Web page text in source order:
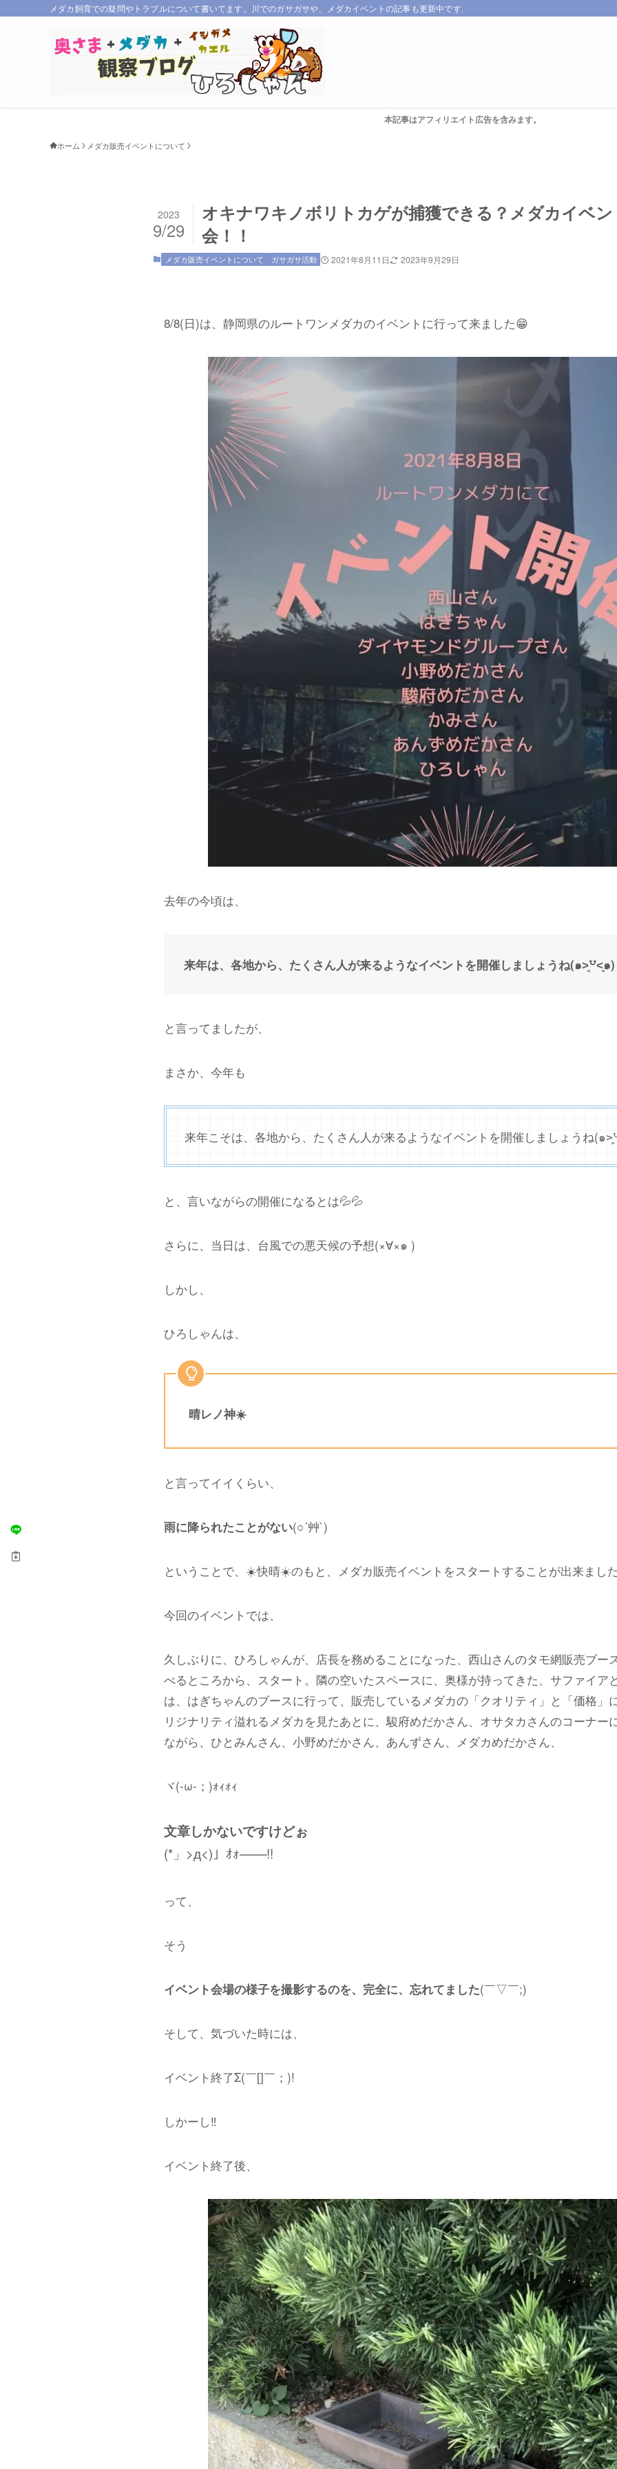
メダカ飼育での疑問やトラブルについて書いてます。川でのガサガサや、メダカイベントの記事も更新中です。
本記事はアフィリエイト広告を含みます。
ホーム メダカ販売イベントについて
オキナワキノボリトカゲが捕獲できる？メダカイベ
会！！
2023
9/29
メダカ販売イベントについて ガサガサ活動 2021年8月11日 2023年9月29日
8/8(日)は、静岡県のルートワンメダカのイベントに行って来ました😁
去年の今頃は、
来年は、各地から、たくさん人が来るようなイベントを開催しましょうね(๑˃͈꒵˂͈๑)
と言ってましたが、
まさか、今年も
来年こそは、各地から、たくさん人が来るようなイベントを開催しましょうね(๑
と、言いながらの開催になるとは💦💦
さらに、当日は、台風での悪天候の予想(×∀︎×๑ )
しかし、
ひろしゃんは、
晴レノ神☀️
と言ってイイくらい、
雨に降られたことがない(○︎´艸`)
ということで、☀️快晴☀️のもと、メダカ販売イベントをスタートすることが出来まし
今回のイベントでは、
久しぶりに、ひろしゃんが、店長を務めることになった、西山さんのタモ網販売ブー
べるところから、スタート。隣の空いたスペースに、奥様が持ってきた、サファイア
は、はぎちゃんのブースに行って、販売しているメダカの「クオリティ」と「価格」
リジナリティ溢れるメダカを見たあとに、駿府めだかさん、オサタカさんのコーナー
ながら、ひとみんさん、小野めだかさん、あんずさん、メダカめだかさん、
ヾ(-ω-；)ｫｨｫｨ
文章しかないですけどぉ
(*」>д<)」ｵｫ───!!
って、
そう
イベント会場の様子を撮影するのを、完全に、忘れてました(￣▽︎￣;)
そして、気づいた時には、
イベント終了Σ(￣[]￣；)!
しかーし‼️
イベント終了後、